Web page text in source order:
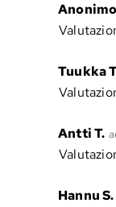
Anonimo
Tuukka
Antti T.
Hannu S.